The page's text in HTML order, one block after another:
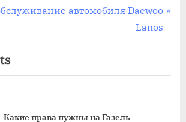
автомобиля Daewoo
Lanos